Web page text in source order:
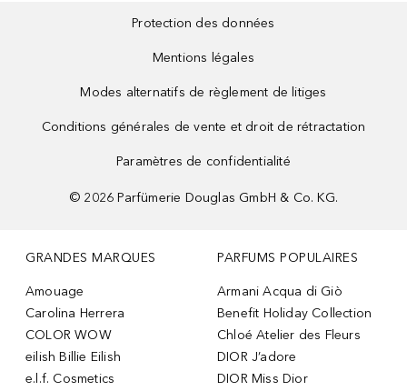
Protection des données
Mentions légales
Modes alternatifs de règlement de litiges
Conditions générales de vente et droit de rétractation
Paramètres de confidentialité
© 2026 Parfümerie Douglas GmbH & Co. KG.
GRANDES MARQUES
Amouage
Carolina Herrera
COLOR WOW
eilish Billie Eilish
e.l.f. Cosmetics
PARFUMS POPULAIRES
Armani Acqua di Giò
Benefit Holiday Collection
Chloé Atelier des Fleurs
DIOR J’adore
DIOR Miss Dior